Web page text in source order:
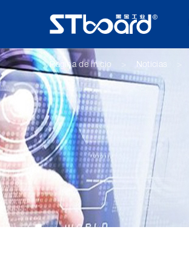
Página de inicio Noticias